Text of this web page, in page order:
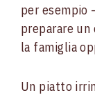
per esempio
preparare
la famiglia
Un piatto